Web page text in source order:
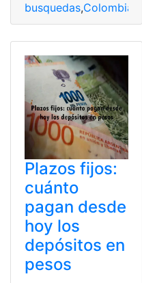
busquedas,Colombia
Plazos fijos:
cuánto
pagan desde
hoy los
depósitos en
pesos